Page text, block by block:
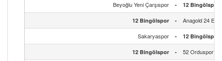
Beyoğlu Yeni Çarşıspor
- 12 Bingölspor
12 Bingölspor -
Anagold 24
Sakaryaspor
- 12 Bingölspor
12 Bingölspor -
52 Orduspor FK